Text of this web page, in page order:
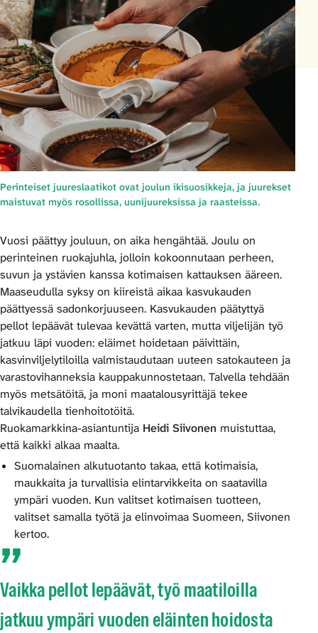
Perinteiset juureslaatikot ovat joulun ikisuosikkeja, ja juurekset
maistuvat myös rosollissa, uunijuureksissa ja raasteissa.
Vuosi päättyy jouluun, on aika hengähtää. Joulu on
perinteinen ruokajuhla, jolloin kokoonnutaan perheen,
suvun ja ystävien kanssa kotimaisen kattauksen ääreen.
Maaseudulla syksy on kiireistä aikaa kasvukauden
päättyessä sadonkorjuuseen. Kasvukauden päätyttyä
pellot lepäävät tulevaa kevättä varten, mutta viljelijän työ
jatkuu läpi vuoden: eläimet hoidetaan päivittäin,
kasvinviljelytiloilla valmistaudutaan uuteen satokauteen ja
varastovihanneksia kauppakunnostetaan. Talvella tehdään
myös metsätöitä, ja moni maatalousyrittäjä tekee
talvikaudella tienhoitotöitä.
Ruokamarkkina-asiantuntija Heidi Siivonen muistuttaa,
että kaikki alkaa maalta.
Suomalainen alkutuotanto takaa, että kotimaisia,
maukkaita ja turvallisia elintarvikkeita on saatavilla
ympäri vuoden. Kun valitset kotimaisen tuotteen,
valitset samalla työtä ja elinvoimaa Suomeen, Siivonen
kertoo.
Vaikka pellot lepäävät, työ maatiloilla
jatkuu ympäri vuoden eläinten hoidosta